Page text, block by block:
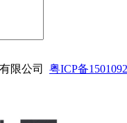
限公司 粤ICP备